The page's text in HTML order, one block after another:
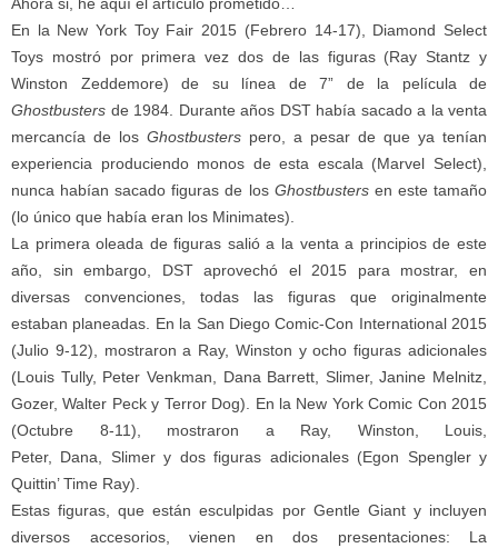
Ahora si, he aquí el artículo prometido…
En la New York Toy Fair 2015 (Febrero 14-17), Diamond Select
Toys mostró por primera vez dos de las figuras (Ray Stantz y
Winston Zeddemore) de su línea de 7” de la película de
Ghostbusters de 1984. Durante años DST había sacado a la venta
mercancía de los Ghostbusters pero, a pesar de que ya tenían
experiencia produciendo monos de esta escala (Marvel Select),
nunca habían sacado figuras de los Ghostbustersen este tamaño
(lo único que había eran los Minimates).
La primera oleada de figuras salió a la venta a principios de este
año, sin embargo, DST aprovechó el 2015 para mostrar, en
diversas convenciones, todas las figuras que originalmente
estaban planeadas. En la San Diego Comic-Con International 2015
(Julio 9-12), mostraron a Ray, Winston y ocho figuras adicionales
(Louis Tully, Peter Venkman, Dana Barrett, Slimer, Janine Melnitz,
Gozer, Walter Peck y Terror Dog). En la New York Comic Con 2015
(Octubre 8-11), mostraron a Ray, Winston, Louis,
Peter, Dana, Slimer y dos figuras adicionales (Egon Spengler y
Quittin’ Time Ray).
Estas figuras, que están esculpidas por Gentle Giant y incluyen
diversos accesorios, vienen en dos presentaciones: La